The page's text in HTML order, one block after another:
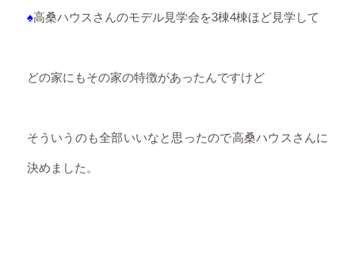
♠高桑ハウスさんのモデル見学会を3棟4棟ほど見学して
どの家にもその家の特徴があったんですけど
そういうのも全部いいなと思ったので高桑ハウスさんに
決めました。